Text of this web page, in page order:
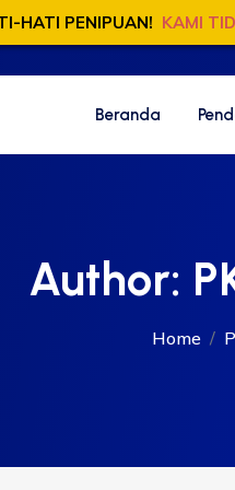
Beranda
Author:
Home
HATI PENIPUAN! KAMI